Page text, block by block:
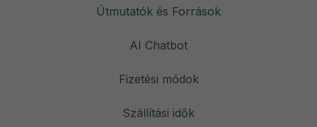
Útmutatók és Források
AI Chatbot
Fizetési módok
Szállítási idők